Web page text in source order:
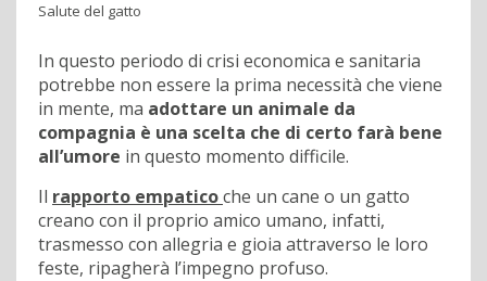
Salute del gatto
In questo periodo di crisi economica e sanitaria
potrebbe non essere la prima necessità che viene
in mente, ma adottare un animale da
compagnia è una scelta che di certo farà bene
all’umore in questo momento difficile.
Il rapporto empaticoche un cane o un gatto
creano con il proprio amico umano, infatti,
trasmesso con allegria e gioia attraverso le loro
feste, ripagherà l’impegno profuso.